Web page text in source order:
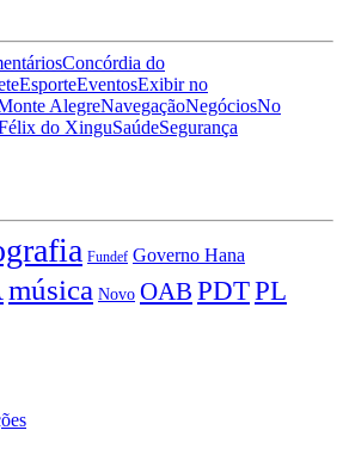
Concórdia do
EsporteEventosExibir no
AlegreNavegaçãoNegóciosNo
do XinguSaúdeSegurança
Fundef Governo Hana
música Novo OAB PDTPL